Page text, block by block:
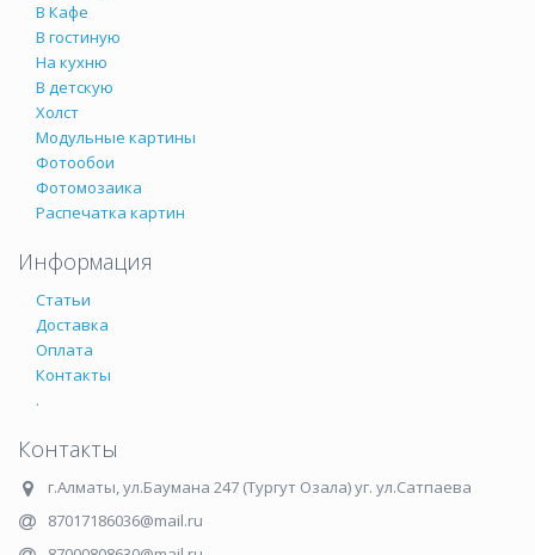
В Кафе
В гостиную
На кухню
В детскую
Холст
Модульные картины
Фотообои
Фотомозаика
Распечатка картин
Информация
Статьи
Доставка
Оплата
Контакты
.
Контакты
г.Алматы,ул.Баумана 247 (Тургут Озала) уг. ул.Сатпаева
87017186036@mail.ru